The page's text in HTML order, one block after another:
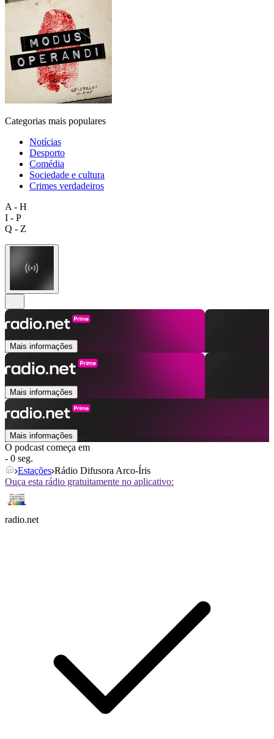
Categorias mais populares
Notícias
Desporto
Comédia
Sociedade e cultura
Crimes verdadeiros
A - H
I - P
Q - Z
Mais informações
Mais informações
Mais informações
O podcast começa em
- 0 seg.
Estações Rádio Difusora Arco-Íris
Ouça esta rádio gratuitamente no aplicativo:
radio.net